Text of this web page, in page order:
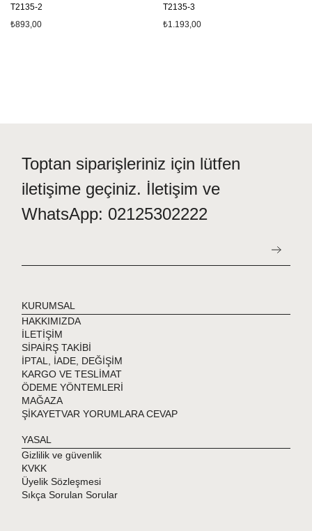
T2135-2
₺893,00
T2135-3
₺1.193,00
Toptan siparişleriniz için lütfen
iletişime geçiniz. İletişim ve
WhatsApp: 02125302222
KURUMSAL
HAKKIMIZDA
İLETİŞİM
SİPAİRŞ TAKİBİ
İPTAL, İADE, DEĞİŞİM
KARGO VE TESLİMAT
ÖDEME YÖNTEMLERİ
MAĞAZA
ŞİKAYETVAR YORUMLARA CEVAP
YASAL
Gizlilik ve güvenlik
KVKK
Üyelik Sözleşmesi
Sıkça Sorulan Sorular